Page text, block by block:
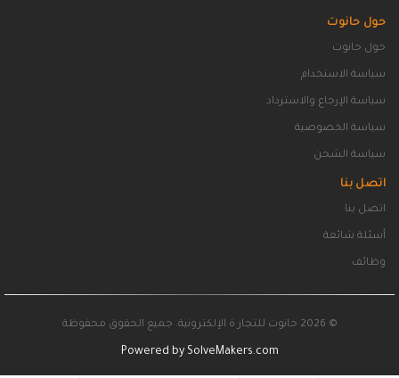
حول حانوت
حول حانوت
سياسة الاستخدام
سياسة الإرجاع والاسترداد
سياسة الخصوصية
سياسة الشحن
اتصل بنا
اتصل بنا
أسئلة شائعة
وظائف
© 2026 حانوت للتجار ة الإلكترونية. جميع الحقوق محفوظة
Powered by SolveMakers.com